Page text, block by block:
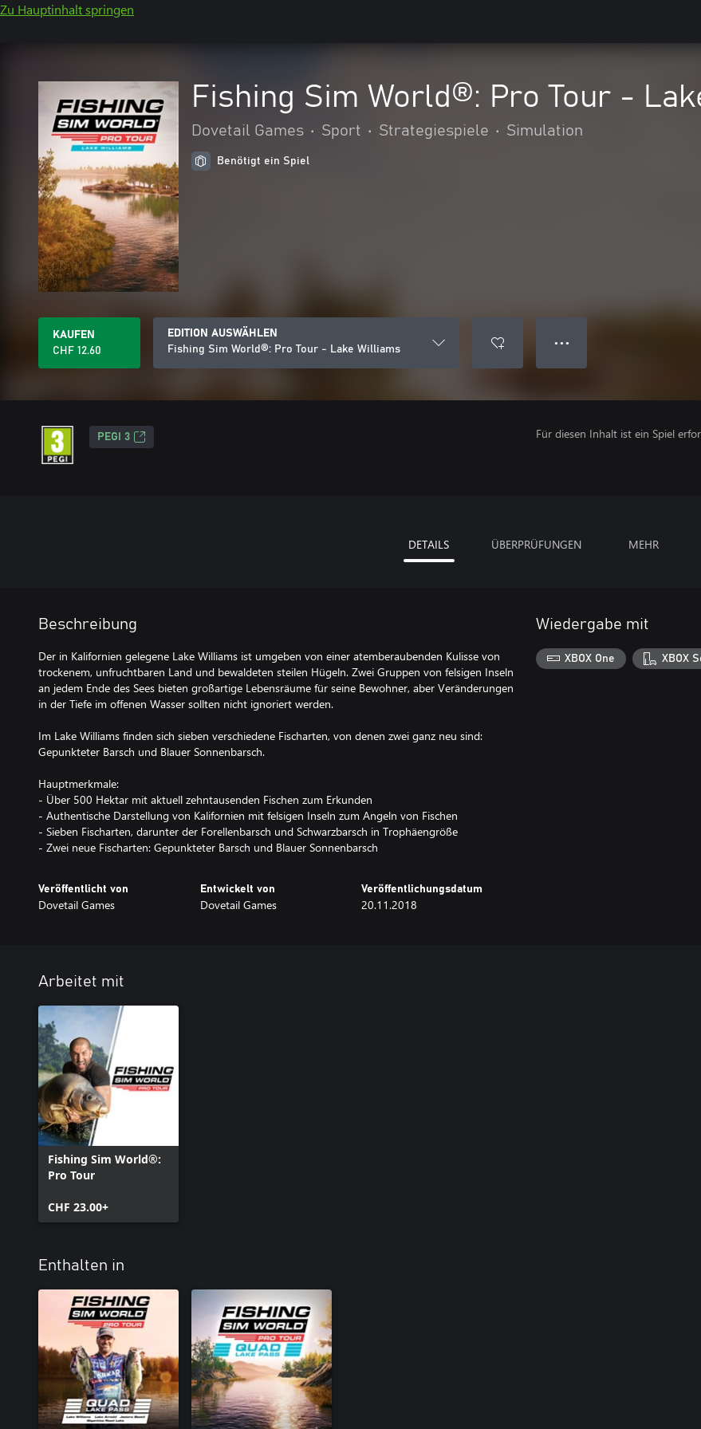
Zu Hauptinhalt springen
Fishing Sim World®: Pro Tour -
Dovetail Games • Sport • Strategiespiele • Simulation
Benötigt ein Spiel
KAUFEN
CHF 12.60
EDITION AUSWÄHLEN
Fishing Sim World®: Pro Tour - Lake Williams
● ● ●
PEGI 3 Für diesen Inhalt ist ein Spiel
DETAILS ÜBERPRÜFUNGEN MEHR
Beschreibung
Der in Kalifornien gelegene Lake Williams ist umgeben von einer atemberaubenden Kulisse von
trockenem, unfruchtbaren Land und bewaldeten steilen Hügeln. Zwei Gruppen von felsigen Inseln
an jedem Ende des Sees bieten großartige Lebensräume für seine Bewohner, aber Veränderungen
in der Tiefe im offenen Wasser sollten nicht ignoriert werden.
Im Lake Williams finden sich sieben verschiedene Fischarten, von denen zwei ganz neu sind:
Gepunkteter Barsch und Blauer Sonnenbarsch.
Hauptmerkmale:
- Über 500 Hektar mit aktuell zehntausenden Fischen zum Erkunden
- Authentische Darstellung von Kalifornien mit felsigen Inseln zum Angeln von Fischen
- Sieben Fischarten, darunter der Forellenbarsch und Schwarzbarsch in Trophäengröße
- Zwei neue Fischarten: Gepunkteter Barsch und Blauer Sonnenbarsch
Veröffentlicht von
Dovetail Games
Entwickelt von
Dovetail Games
Veröffentlichungsdatum
20.11.2018
Wiedergabe mit
XBOX One XBOX
Arbeitet mit
Fishing Sim World®:
Pro Tour
CHF 23.00+
Enthalten in